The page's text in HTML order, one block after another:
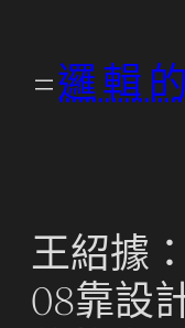
邏輯
王紹據
08靠設